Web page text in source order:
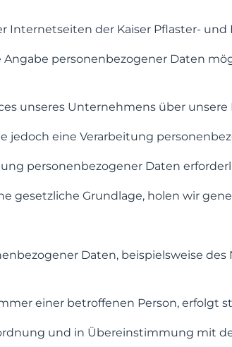
Internetseiten der Kaiser Pflaster-
personenbezogener Daten
unseres Unternehmens über
jedoch eine Verarbeitung
personenbezogener Daten
gesetzliche Grundlage, holen wir
Daten, beispielsweise des
einer betroffenen Person, erfolgt
und in Übereinstimmung mit